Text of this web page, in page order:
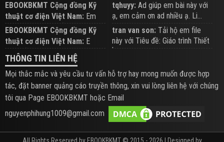
EBOOKBKMT Cộng đồng Kỹ
thuật cơ điện Việt Nam: Em
đăng trên Group hỗ trợ nhé
tqhuyy: Ad giúp em bài này với
ạ, em cảm ơn ad nhiều ạ. Li...
EBOOKBKMT Cộng đồng Kỹ
thuật cơ điện Việt Nam: E
xem hỗ trợ trên Group
tran van son: Tải hộ em file
này với Tiêu đề: Giáo trình Thiết
b...
THÔNG TIN LIÊN HỆ
Mọi thắc mắc và yêu cầu tư vấn hỗ trợ hay mong muốn được hợp
tác, đặt banner quảng cáo truyền thông, xin vui lòng liên hệ với chúng
tôi qua Page EBOOKBKMT hoặc Email
nguyenphihung1009@gmail.com